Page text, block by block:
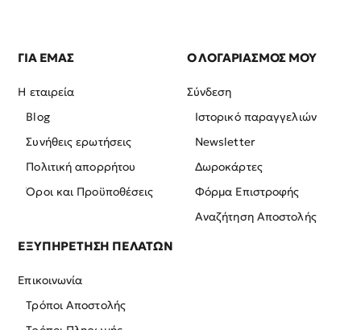
ΓΙΑ ΕΜΑΣ
Η εταιρεία
Blog
Συνήθεις ερωτήσεις
Πολιτική απορρήτου
Όροι και Προϋποθέσεις
Ο ΛΟΓΑΡΙΑΣΜΟΣ ΜΟΥ
Σύνδεση
Ιστορικό παραγγελιών
Newsletter
Δωροκάρτες
Φόρμα Επιστροφής
Αναζήτηση Αποστολής
ΕΞΥΠΗΡΕΤΗΣΗ ΠΕΛΑΤΩΝ
Επικοινωνία
Τρόποι Αποστολής